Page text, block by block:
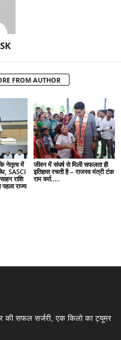
FROM AUTHOR
नेतृत्व में
SASCI
राशि
राज्य
जीवन में संघर्ष से मिली सफलता ही
इतिहास रचती है – राजस्व मंत्री टंक
राम वर्मा…..
की सफल सर्जरी, एक किलो का ट्यूमर